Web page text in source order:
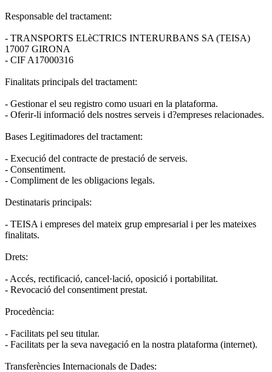
Responsable del tractament:
- TRANSPORTS ELèCTRICS INTERURBANS SA (TEISA)
17007 GIRONA
- CIF A17000316
Finalitats principals del tractament:
- Gestionar el seu registro como usuari en la plataforma.
- Oferir-li informació dels nostres serveis i d?empreses relacionades.
Bases Legitimadores del tractament:
- Execució del contracte de prestació de serveis.
- Consentiment.
- Compliment de les obligacions legals.
Destinataris principals:
- TEISA i empreses del mateix grup empresarial i per les mateixes
finalitats.
Drets:
- Accés, rectificació, cancel·lació, oposició i portabilitat.
- Revocació del consentiment prestat.
Procedència:
- Facilitats pel seu titular.
- Facilitats per la seva navegació en la nostra plataforma (internet).
Transferències Internacionals de Dades: